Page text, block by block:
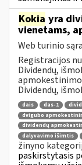
Kokia yra
vienetams,
Web turinio
Registracijos
Dividendų,
Dividendų,
dais das-1
dvigubo
dividendų
dalyvavimo išimtis
žinyno
paskirstytasis